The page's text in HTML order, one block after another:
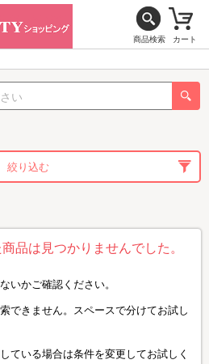
商品検索 カート
絞り込む
品は見つかりませんでした。
いかご確認ください。
できません。スペースで分けてお試し
ている場合は条件を変更してお試しく